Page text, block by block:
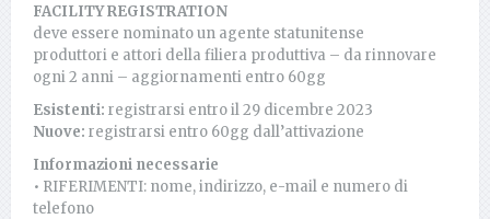
FACILITY REGISTRATION
deve essere nominato un agente statunitense
produttori e attori della filiera produttiva – da rinnovare
ogni 2 anni – aggiornamenti entro 60gg
Esistenti: registrarsi entro il 29 dicembre 2023
Nuove: registrarsi entro 60gg dall’attivazione
Informazioni necessarie
• RIFERIMENTI: nome, indirizzo, e-mail e numero di
telefono